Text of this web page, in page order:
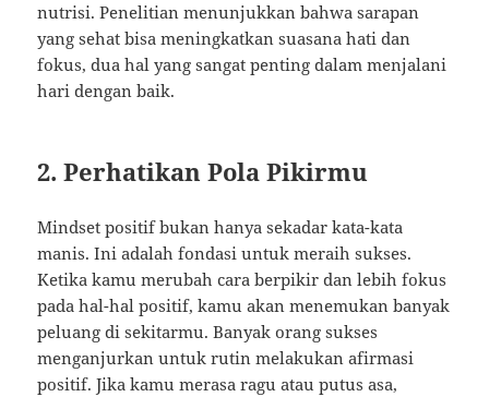
nutrisi. Penelitian menunjukkan bahwa sarapan
yang sehat bisa meningkatkan suasana hati dan
fokus, dua hal yang sangat penting dalam menjalani
hari dengan baik.
2. Perhatikan Pola Pikirmu
Mindset positif bukan hanya sekadar kata-kata
manis. Ini adalah fondasi untuk meraih sukses.
Ketika kamu merubah cara berpikir dan lebih fokus
pada hal-hal positif, kamu akan menemukan banyak
peluang di sekitarmu. Banyak orang sukses
menganjurkan untuk rutin melakukan afirmasi
positif. Jika kamu merasa ragu atau putus asa,